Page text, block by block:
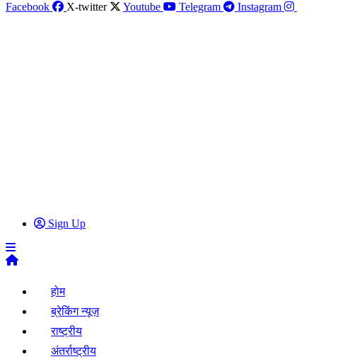
Facebook X-twitter Youtube Telegram Instagram
Sign Up
होम
ब्रेकिंग न्यूज़
राष्ट्रीय
अंतर्राष्ट्रीय